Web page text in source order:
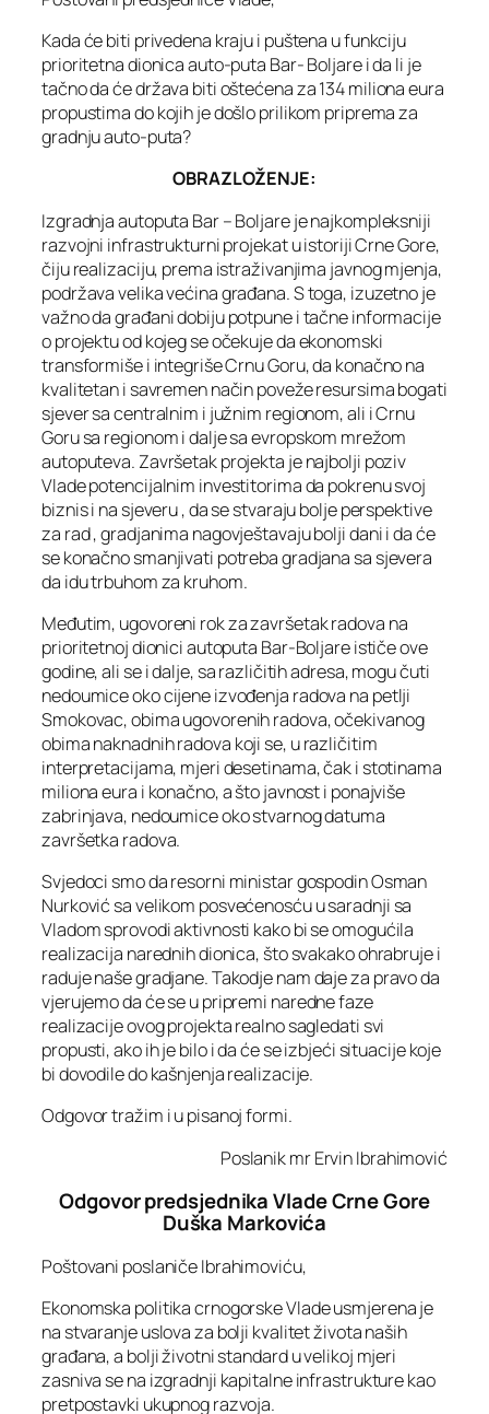
Kada će biti privedena kraju i puštena u funkciju
prioritetna dionica auto-puta Bar- Boljare i da li je
tačno da će država biti oštećena za 134 miliona eura
propustima do kojih je došlo prilikom priprema za
gradnju auto-puta?
OBRAZLOŽENJE:
Izgradnja autoputa Bar – Boljare je najkompleksniji
razvojni infrastrukturni projekat u istoriji Crne Gore,
čiju realizaciju, prema istraživanjima javnog mjenja,
podržava velika većina građana. S toga, izuzetno je
važno da građani dobiju potpune i tačne informacije
o projektu od kojeg se očekuje da ekonomski
transformiše i integriše Crnu Goru, da konačno na
kvalitetan i savremen način poveže resursima bogati
sjever sa centralnim i južnim regionom, ali i Crnu
Goru sa regionom i dalje sa evropskom mrežom
autoputeva. Završetak projekta je najbolji poziv
Vlade potencijalnim investitorima da pokrenu svoj
biznis i na sjeveru , da se stvaraju bolje perspektive
za rad , gradjanima nagovještavaju bolji dani i da će
se konačno smanjivati potreba gradjana sa sjevera
da idu trbuhom za kruhom.
Međutim, ugovoreni rok za završetak radova na
prioritetnoj dionici autoputa Bar-Boljare ističe ove
godine, ali se i dalje, sa različitih adresa, mogu čuti
nedoumice oko cijene izvođenja radova na petlji
Smokovac, obima ugovorenih radova, očekivanog
obima naknadnih radova koji se, u različitim
interpretacijama, mjeri desetinama, čak i stotinama
miliona eura i konačno, a što javnost i ponajviše
zabrinjava, nedoumice oko stvarnog datuma
završetka radova.
Svjedoci smo da resorni ministar gospodin Osman
Nurković sa velikom posvećenosću u saradnji sa
Vladom sprovodi aktivnosti kako bi se omogućila
realizacija narednih dionica, što svakako ohrabruje i
raduje naše gradjane. Takodje nam daje za pravo da
vjerujemo da će se u pripremi naredne faze
realizacije ovog projekta realno sagledati svi
propusti, ako ih je bilo i da će se izbjeći situacije koje
bi dovodile do kašnjenja realizacije.
Odgovor tražim i u pisanoj formi.
Poslanik mr Ervin Ibrahimović
Odgovor predsjednika Vlade Crne Gore
Duška Markovića
Poštovani poslaniče Ibrahimoviću,
Ekonomska politika crnogorske Vlade usmjerena je
na stvaranje uslova za bolji kvalitet života naših
građana, a bolji životni standard u velikoj mjeri
zasniva se na izgradnji kapitalne infrastrukture kao
pretpostavki ukupnog razvoja.